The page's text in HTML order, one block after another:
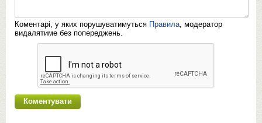
Коментарі, у яких порушуватимуться Правила , модератор
видалятиме без попереджень.